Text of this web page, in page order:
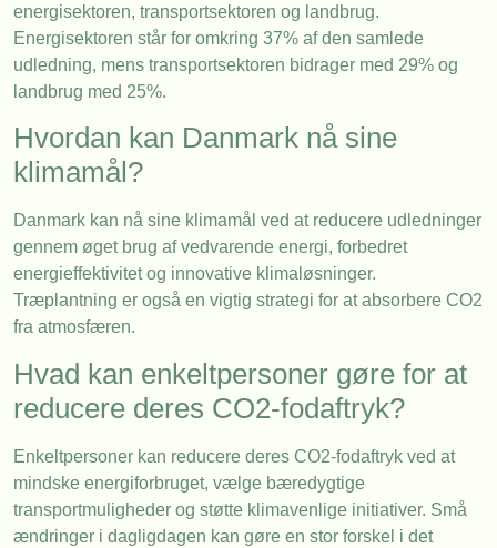
energisektoren, transportsektoren og landbrug.
Energisektoren står for omkring 37% af den samlede
udledning, mens transportsektoren bidrager med 29% og
landbrug med 25%.
Hvordan kan Danmark nå sine
klimamål?
Danmark kan nå sine klimamål ved at reducere udledninger
gennem øget brug af vedvarende energi, forbedret
energieffektivitet og innovative klimaløsninger.
Træplantning er også en vigtig strategi for at absorbere CO2
fra atmosfæren.
Hvad kan enkeltpersoner gøre for at
reducere deres CO2-fodaftryk?
Enkeltpersoner kan reducere deres CO2-fodaftryk ved at
mindske energiforbruget, vælge bæredygtige
transportmuligheder og støtte klimavenlige initiativer. Små
ændringer i dagligdagen kan gøre en stor forskel i det